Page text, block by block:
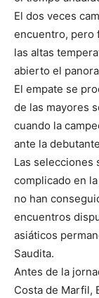
El dos veces
encuentro, pero
las altas
abierto el
El empate se
de las mayores
cuando la
ante la
Las selecciones
complicado en
no han
encuentros
asiáticos
Saudita.
Antes de la
Costa de Marfil,